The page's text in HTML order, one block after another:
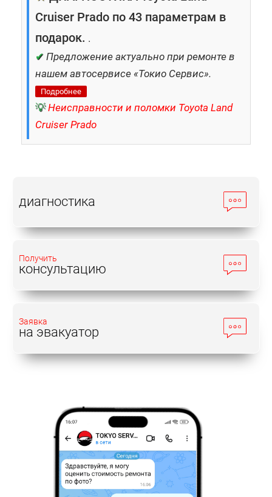
Cruiser Prado по 43 параметрам в
подарок. .
✔ Предложение актуально при ремонте в
нашем автосервисе «Токио Сервис».
Подробнее
💡 Неисправности и поломки Toyota Land
Cruiser Prado
диагностика
Получить
консультацию
Заявка
на эвакуатор